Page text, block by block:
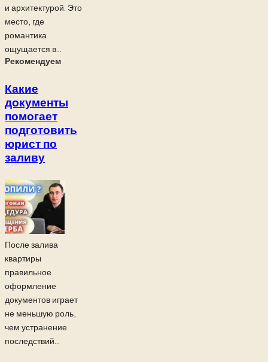
и архитектурой. Это
место, где
романтика
ощущается в...
Рекомендуем
Какие
документы
помогает
подготовить
юрист по
заливу
После залива
квартиры
правильное
оформление
документов играет
не меньшую роль,
чем устранение
последствий...